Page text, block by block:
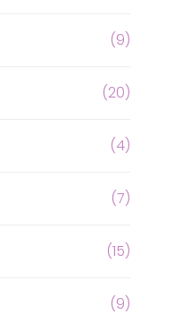
(9)
(20)
(4)
(7)
(15)
(9)